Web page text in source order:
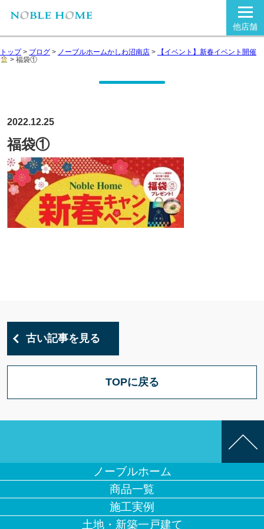
他店舗
トップ> ブログ > ノーブルホームかしわ沼南店 >
【イベント】新春イベント開催
> 福袋①
2022.12.25
福袋①
古い記事を見る
TOPに戻る
ノーブルホーム
商品一覧
施工実例
土地・新築一戸建て